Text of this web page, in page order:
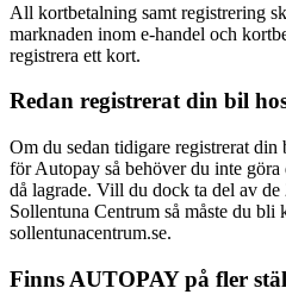
All kortbetalning samt registrering
marknaden inom e-handel och
registrera ett kort.
Redan registrerat din bil
Om du sedan tidigare registrerat
för Autopay så behöver du inte
då lagrade. Vill du dock ta del av
Sollentuna Centrum så måste du bli
sollentunacentrum.se.
Finns AUTOPAY på fler